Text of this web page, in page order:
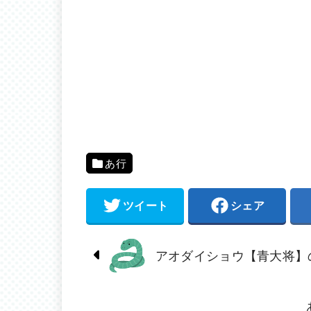
あ行
ツイート シェア
アオダイショウ【青大将